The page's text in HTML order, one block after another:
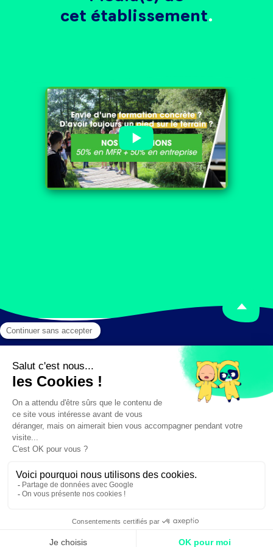
cet établissement
Gardez un pied sur le terrain
avec nos formations
concrètes !
Mentions légales